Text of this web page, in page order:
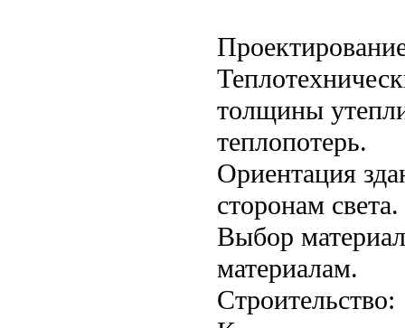
толщины
теплопотерь.
Ориентация
сторонам света.
Выбор
материалам.
Строительство: